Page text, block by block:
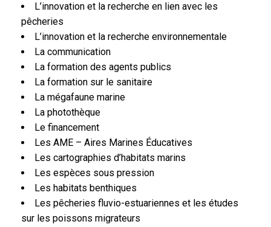
L’innovation et la recherche en lien avec les
pêcheries
L’innovation et la recherche environnementale
La communication
La formation des agents publics
La formation sur le sanitaire
La mégafaune marine
La photothèque
Le financement
Les AME – Aires Marines Éducatives
Les cartographies d’habitats marins
Les espèces sous pression
Les habitats benthiques
Les pêcheries fluvio-estuariennes et les études
sur les poissons migrateurs